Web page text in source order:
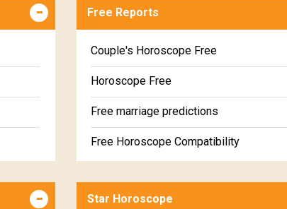
Free Reports
Couple's Horoscope Free
Horoscope Free
Free marriage predictions
Free Horoscope Compatibility
Wealth & Fortune Horoscope Free
Star Horoscope